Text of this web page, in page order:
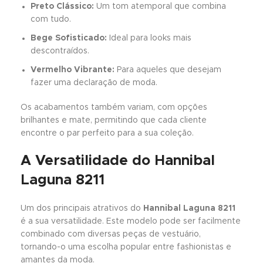
Preto Clássico: Um tom atemporal que combina
com tudo.
Bege Sofisticado: Ideal para looks mais
descontraídos.
Vermelho Vibrante: Para aqueles que desejam
fazer uma declaração de moda.
Os acabamentos também variam, com opções
brilhantes e mate, permitindo que cada cliente
encontre o par perfeito para a sua coleção.
A Versatilidade do Hannibal
Laguna 8211
Um dos principais atrativos do Hannibal Laguna 8211
é a sua versatilidade. Este modelo pode ser facilmente
combinado com diversas peças de vestuário,
tornando-o uma escolha popular entre fashionistas e
amantes da moda.